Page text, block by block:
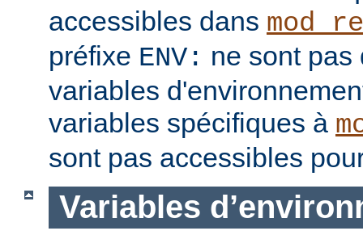
accessibles dans
préfixe ENV: ne sont pas
variables
variables spécifiques à
sont pas accessibles
Variables